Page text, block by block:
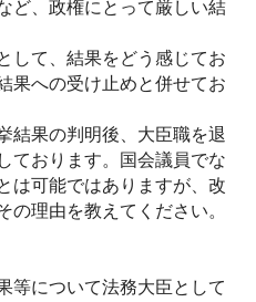
ど、政権にとって厳しい結
して、結果をどう感じてお
果への受け止めと併せてお
果の判明後、大臣職を退
ております。国会議員でな
は可能ではありますが、改
の理由を教えてください。
について法務大臣として